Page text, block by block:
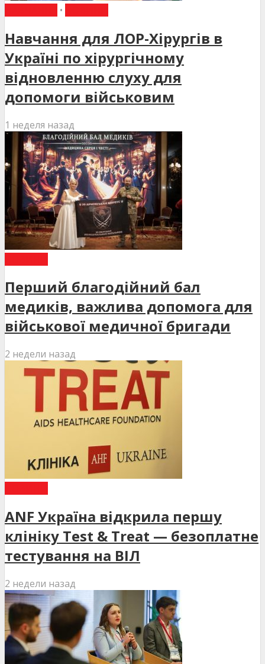
•
Навчання для ЛОР-Хірургів в
Україні по хірургічному
відновленню слуху для
допомоги військовим
1 неделя назад
Перший благодійний бал
медиків, важлива допомога для
військової медичної бригади
2 недели назад
ANF Україна відкрила першу
клініку Test & Treat — безоплатне
тестування на ВІЛ
2 недели назад